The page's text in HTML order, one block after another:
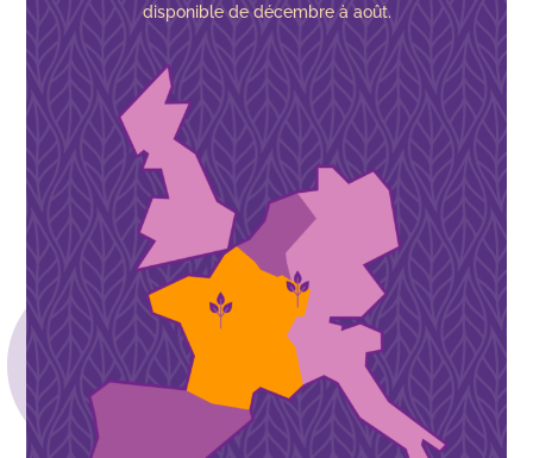
disponible de décembre à août.